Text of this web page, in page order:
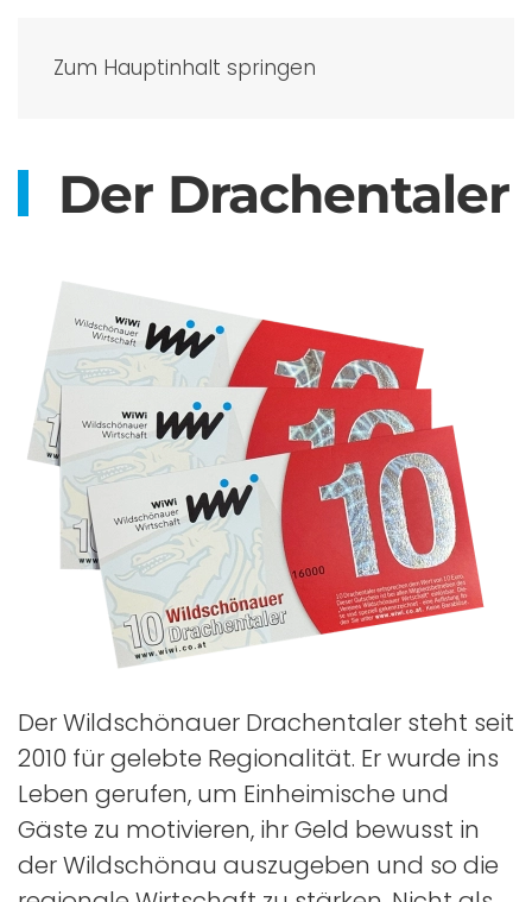
Zum Hauptinhalt springen
Der Drachentaler
Der Wildschönauer Drachentaler steht seit
2010 für gelebte Regionalität. Er wurde ins
Leben gerufen, um Einheimische und
Gäste zu motivieren, ihr Geld bewusst in
der Wildschönau auszugeben und so die